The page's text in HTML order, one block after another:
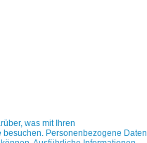
was mit Ihren
Personenbezogene Daten